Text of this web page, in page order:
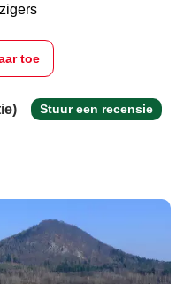
toe
Stuur een recensie